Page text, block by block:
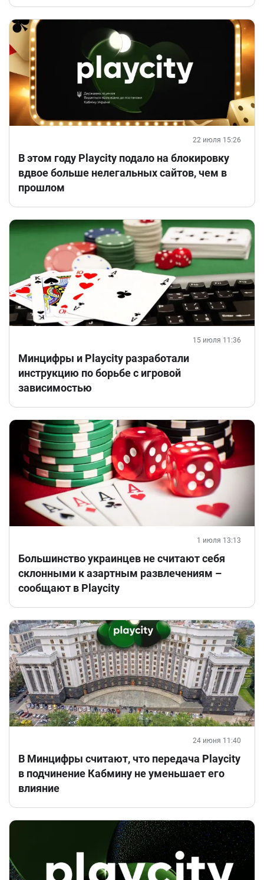
22 июля 15:26
В этом году Playcity подало на блокировку
вдвое больше нелегальных сайтов, чем в
прошлом
15 июля 11:36
Минцифры и Playcity разработали
инструкцию по борьбе с игровой
зависимостью
1 июля 13:13
Большинство украинцев не считают себя
склонными к азартным развлечениям –
сообщают в Playcity
24 июня 11:40
В Минцифры считают, что передача Playcity
в подчинение Кабмину не уменьшает его
влияние